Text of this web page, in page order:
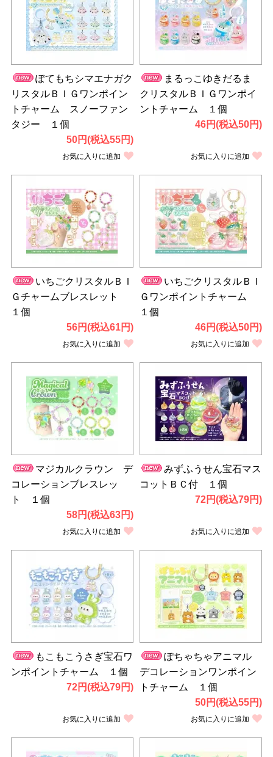
ぽてもちシマエナガク
リスタルＢＩＧワンポイン
トチャーム スノーファン
タジー １個
50円(税込55円)
お気に入りに追加
まるっこゆきだるま
クリスタルＢＩＧワンポイ
ントチャーム １個
46円(税込50円)
お気に入りに追加
いちごクリスタルＢＩ
Ｇチャームブレスレット
１個
56円(税込61円)
お気に入りに追加
いちごクリスタルＢＩ
Ｇワンポイントチャーム
１個
46円(税込50円)
お気に入りに追加
マジカルクラウン デ
コレーションブレスレッ
ト １個
58円(税込63円)
お気に入りに追加
みずふうせん宝石マス
コットＢＣ付 １個
72円(税込79円)
お気に入りに追加
もこもこうさぎ宝石ワ
ンポイントチャーム １個
72円(税込79円)
お気に入りに追加
ぽちゃちゃアニマル
デコレーションワンポイン
トチャーム １個
50円(税込55円)
お気に入りに追加